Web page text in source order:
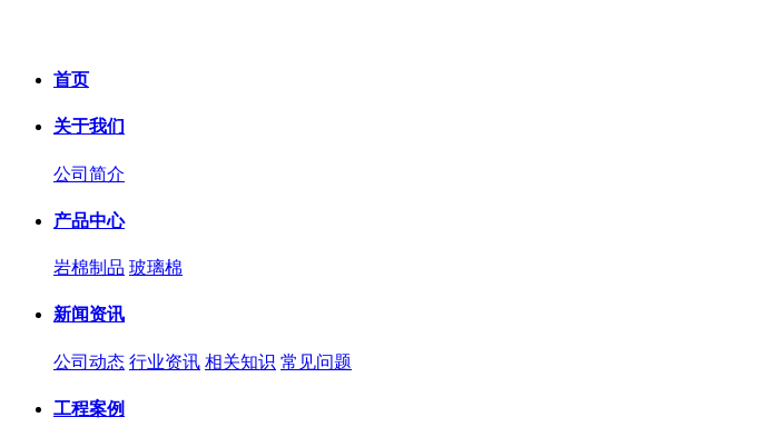
首页
关于我们
公司简介
产品中心
岩棉制品 玻璃棉
新闻资讯
公司动态 行业资讯 相关知识 常见问题
工程案例